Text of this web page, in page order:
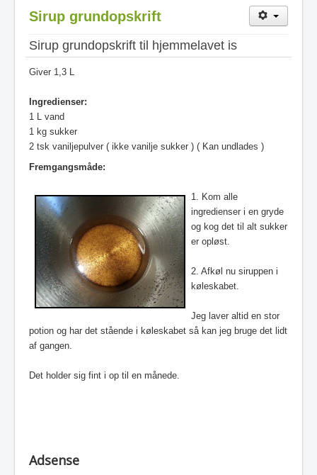
Sirup grundopskrift
Sirup grundopskrift til hjemmelavet is
Giver 1,3 L
Ingredienser:
1 L vand
1 kg sukker
2 tsk vaniljepulver ( ikke vanilje sukker ) ( Kan undlades )
Fremgangsmåde:
1. Kom alle
ingredienser i en gryde
og kog det til alt sukker
er opløst.
2. Afkøl nu siruppen i
køleskabet.
Jeg laver altid en stor
potion og har det stående i køleskabet så kan jeg bruge det lidt
af gangen.
Det holder sig fint i op til en månede.
Adsense